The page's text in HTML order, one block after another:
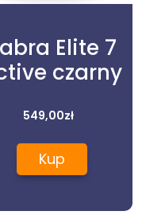
Elite 7
czarny
549,00zł
Kup